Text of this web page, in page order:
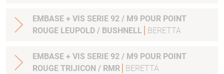
EMBASE + VIS SERIE 92 / M9 POUR POINT
ROUGE LEUPOLD / BUSHNELL
BERETTA
EMBASE + VIS SERIE 92 / M9 POUR POINT
ROUGE TRIJICON / RMR
BERETTA